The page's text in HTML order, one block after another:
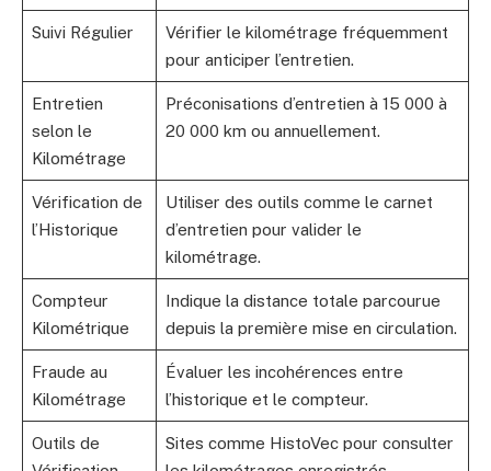
Suivi Régulier
Vérifier le kilométrage fréquemment
pour anticiper l’entretien.
Entretien
selon le
Kilométrage
Préconisations d’entretien à 15 000 à
20 000 km ou annuellement.
Vérification de
l’Historique
Utiliser des outils comme le carnet
d’entretien pour valider le
kilométrage.
Compteur
Kilométrique
Indique la distance totale parcourue
depuis la première mise en circulation.
Fraude au
Kilométrage
Évaluer les incohérences entre
l’historique et le compteur.
Outils de
Sites comme HistoVec pour consulter